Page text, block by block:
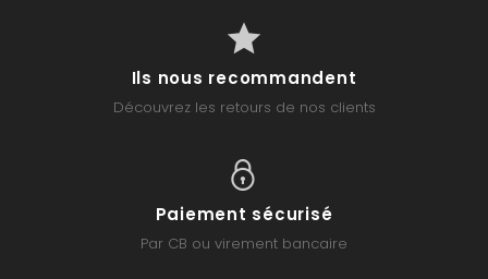
Ils nous recommandent
Découvrez les retours de nos clients
Paiement sécurisé
Par CB ou virement bancaire